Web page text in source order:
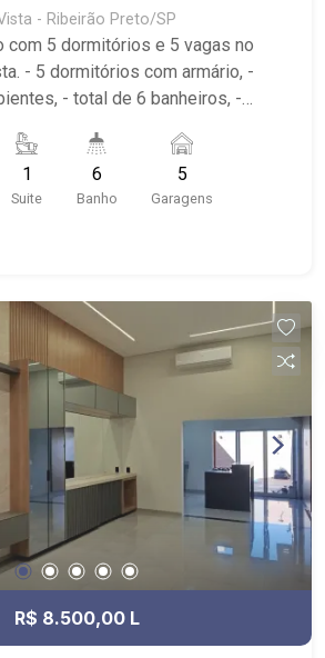
- Ribeirão Preto/SP
com 5 dormitórios e 5 vagas no
-
- total de 6 banheiros, -
- piscina e vestiário, -
carros, - Energia solar, - área de
uma quadra da Avenida
1
Suite
6
Banho
5
Garagens
R$ 8.500,00 L